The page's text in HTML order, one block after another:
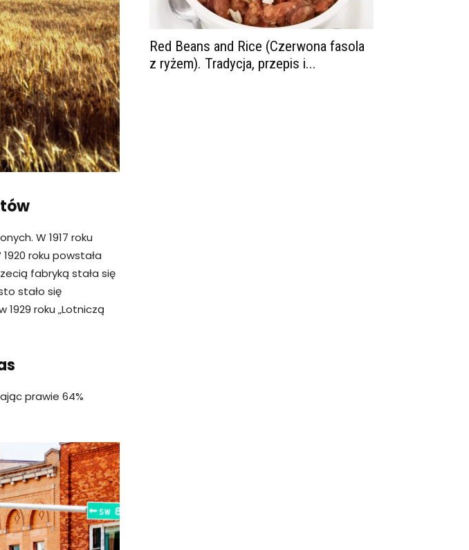
W 1917 roku
roku powstała
fabryką stała się
stało się
roku „Lotniczą
prawie 64%
Red Beans and Rice (Czerwona fasola
z ryżem). Tradycja, przepis i...